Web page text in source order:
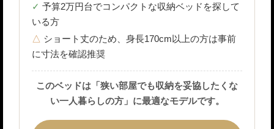
予算2万円台でコンパクトな収納ベッドを探して
いる方
ショート丈のため、身長170cm以上の方は事前
に寸法を確認推奨
このベッドは「狭い部屋でも収納を妥協したくな
い一人暮らしの方」に最適なモデルです。